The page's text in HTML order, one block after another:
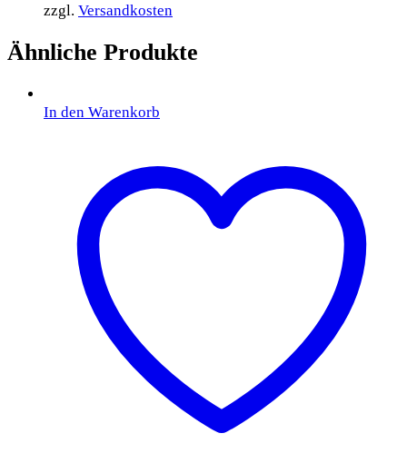
zzgl. Versandkosten
Ähnliche Produkte
In den Warenkorb